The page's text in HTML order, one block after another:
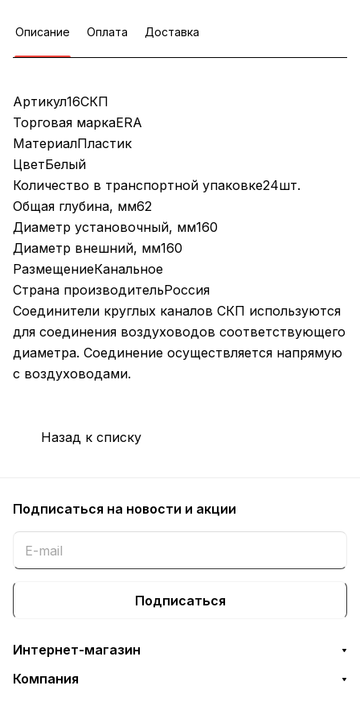
Описание Оплата Доставка
Артикул16СКП
Торговая маркаERA
МатериалПластик
ЦветБелый
Количество в транспортной упаковке24шт.
Общая глубина, мм62
Диаметр установочный, мм160
Диаметр внешний, мм160
РазмещениеКанальное
Страна производительРоссия
Соединители круглых каналов СКП используются
для соединения воздуховодов соответствующего
диаметра. Соединение осуществляется напрямую
с воздуховодами.
Назад к списку
Подписаться на новости и акции
Подписаться
Интернет-магазин
Компания